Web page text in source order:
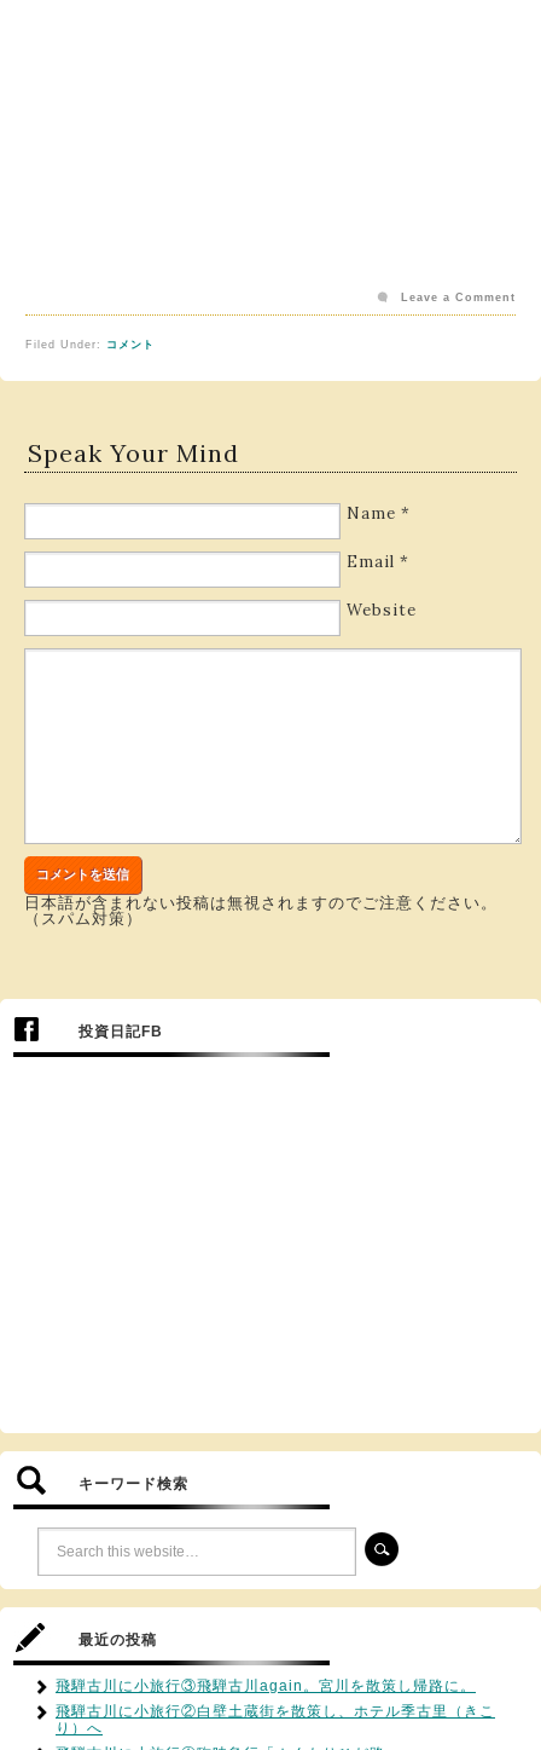
Filed Under: コメント
Leave a Comment
Speak Your Mind
Name *
Email *
Website
日本語が含まれない投稿は無視されますのでご注意ください。
（スパム対策）
投資日記FB
キーワード検索
最近の投稿
飛騨古川に小旅行③飛騨古川again。宮川を散策し帰路に。
飛騨古川に小旅行②白壁土蔵街を散策し、ホテル季古里（きこ
り）へ